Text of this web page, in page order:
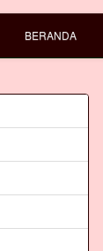
BERANDA